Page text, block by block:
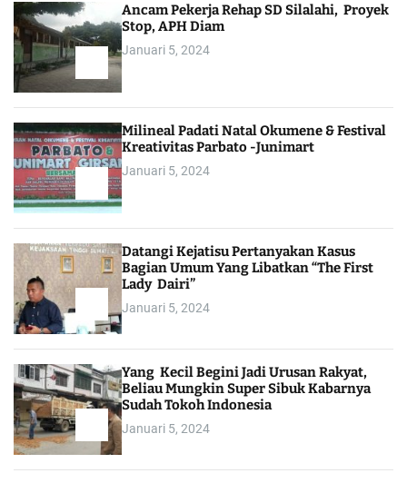
Ancam Pekerja Rehap SD Silalahi, Proyek
Stop, APH Diam
Januari 5, 2024
Milineal Padati Natal Okumene & Festival
Kreativitas Parbato -Junimart
Januari 5, 2024
Datangi Kejatisu Pertanyakan Kasus
Bagian Umum Yang Libatkan “The First
Lady Dairi”
Januari 5, 2024
Yang Kecil Begini Jadi Urusan Rakyat,
Beliau Mungkin Super Sibuk Kabarnya
Sudah Tokoh Indonesia
Januari 5, 2024